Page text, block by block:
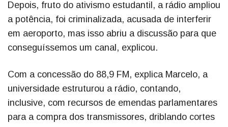
Depois, fruto do ativismo estudantil, a rádio ampliou
a potência, foi criminalizada, acusada de interferir
em aeroporto, mas isso abriu a discussão para que
conseguíssemos um canal, explicou.
Com a concessão do 88,9 FM, explica Marcelo, a
universidade estruturou a rádio, contando,
inclusive, com recursos de emendas parlamentares
para a compra dos transmissores, driblando cortes